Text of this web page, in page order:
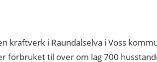
kraftverk i Raundalselva i Voss
forbruket til over om lag 700